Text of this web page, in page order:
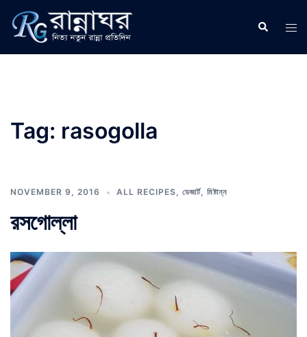
content
Search
Tag: rasogolla
NOVEMBER 9, 2016 ALL RECIPES, ডেজার্ট, মিষ্টান্ন
রসগোল্লা